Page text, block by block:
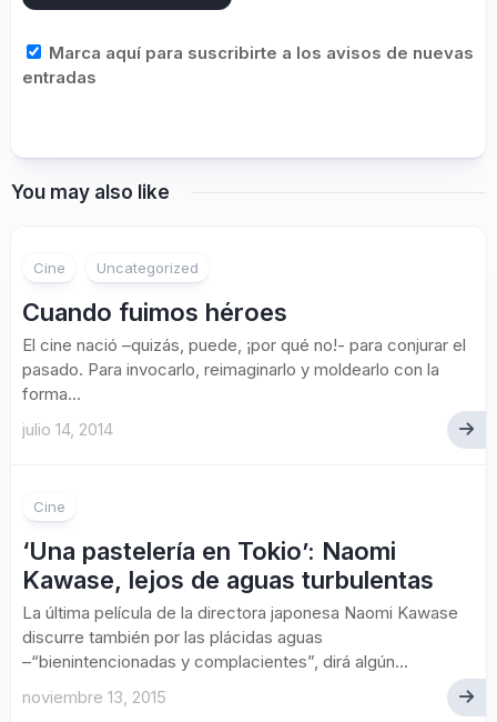
Marca aquí para suscribirte a los avisos de nuevas
entradas
You may also like
Cine Uncategorized
Cuando fuimos héroes
El cine nació –quizás, puede, ¡por qué no!- para conjurar el
pasado. Para invocarlo, reimaginarlo y moldearlo con la
forma...
julio 14, 2014
Cine
‘Una pastelería en Tokio’: Naomi
Kawase, lejos de aguas turbulentas
La última película de la directora japonesa Naomi Kawase
discurre también por las plácidas aguas
–“bienintencionadas y complacientes”, dirá algún...
noviembre 13, 2015